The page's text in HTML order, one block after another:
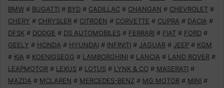
BMW # BUGATTI # BYD # CADILLAC # CHANGAN # CHEVROLET #
CHERY # CHRYSLER # CITROEN # CORVETTE # CUPRA # DACIA #
DFSK # DODGE # DS AUTOMOBILES # FERRARI # FIAT # FORD #
GEELY # HONDA # HYUNDAI # INFINITI # JAGUAR # JEEP # KGM
# KIA # KOENIGSEGG # LAMBORGHINI # LANCIA # LAND ROVER #
LEAPMOTOR # LEXUS # LOTUS # LYNK & CO # MASERATI #
MAZDA # MCLAREN # MERCEDES-BENZ # MG MOTOR # MINI #